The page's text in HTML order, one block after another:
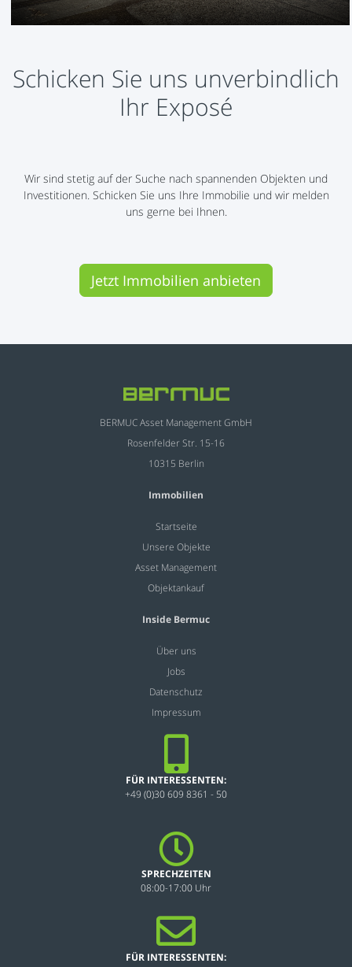
Schicken Sie uns unverbindlich
Ihr Exposé
Wir sind stetig auf der Suche nach spannenden Objekten und
Investitionen. Schicken Sie uns Ihre Immobilie und wir melden
uns gerne bei Ihnen.
Jetzt Immobilien anbieten
BERMUC Asset Management GmbH
Rosenfelder Str. 15-16
10315 Berlin
Immobilien
Startseite
Unsere Objekte
Asset Management
Objektankauf
Inside Bermuc
Über uns
Jobs
Datenschutz
Impressum
FÜR INTERESSENTEN:
+49 (0)30 609 8361 - 50
SPRECHZEITEN
08:00-17:00 Uhr
FÜR INTERESSENTEN: